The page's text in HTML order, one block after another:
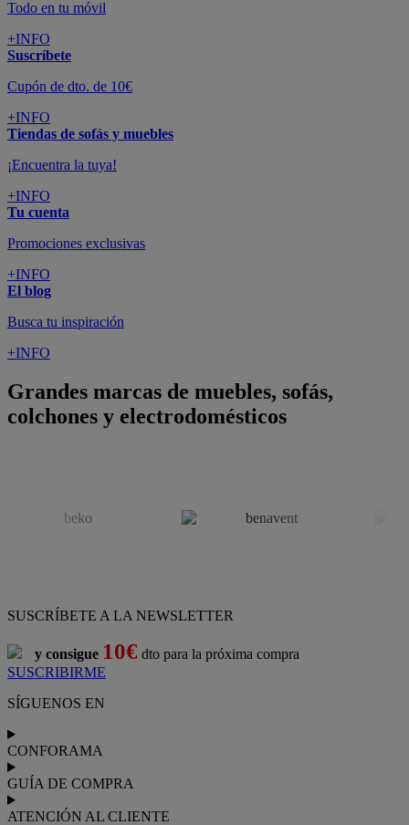
Todo en tu móvil
+INFO
Suscríbete
Cupón de dto. de 10€
+INFO
Tiendas de sofás y muebles
¡Encuentra la tuya!
+INFO
Tu cuenta
Promociones exclusivas
+INFO
El blog
Busca tu inspiración
+INFO
Grandes marcas de muebles, sofás,
colchones y electrodomésticos
SUSCRÍBETE A LA NEWSLETTER
y consigue 10€ dto para la próxima compra
SUSCRIBIRME
SÍGUENOS EN
CONFORAMA
GUÍA DE COMPRA
ATENCIÓN AL CLIENTE